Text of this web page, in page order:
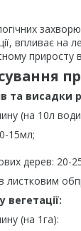
впливає на
приросту
та висадки
(на 10л
15мл;
дерев: 20-
листковим
(на 1га):